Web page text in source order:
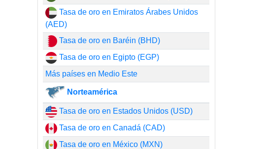
Tasa de oro en Emiratos Árabes Unidos
(AED)
Tasa de oro en Baréin (BHD)
Tasa de oro en Egipto (EGP)
Más países en Medio Este
Norteamérica
Tasa de oro en Estados Unidos (USD)
Tasa de oro en Canadá (CAD)
Tasa de oro en México (MXN)